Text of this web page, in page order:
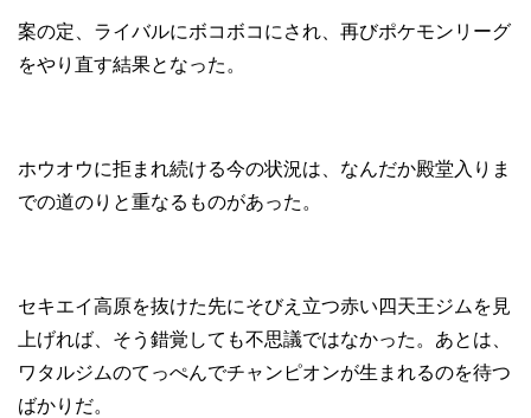
案の定、ライバルにボコボコにされ、再びポケモンリーグ
をやり直す結果となった。
ホウオウに拒まれ続ける今の状況は、なんだか殿堂入りま
での道のりと重なるものがあった。
セキエイ高原を抜けた先にそびえ立つ赤い四天王ジムを見
上げれば、そう錯覚しても不思議ではなかった。あとは、
ワタルジムのてっぺんでチャンピオンが生まれるのを待つ
ばかりだ。